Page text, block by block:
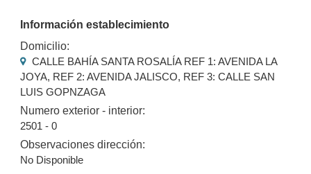
Información establecimiento
Domicilio:
CALLE BAHÍA SANTA ROSALÍA REF 1: AVENIDA LA
JOYA, REF 2: AVENIDA JALISCO, REF 3: CALLE SAN
LUIS GOPNZAGA
Numero exterior - interior:
2501 - 0
Observaciones dirección:
No Disponible